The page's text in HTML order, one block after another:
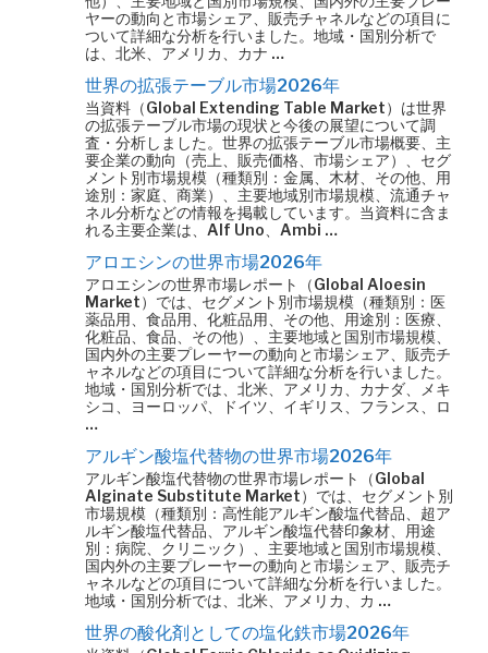
ヤーの動向と市場シェア、販売チャネルなどの項目に
ついて詳細な分析を行いました。地域・国別分析で
は、北米、アメリカ、カナ …
世界の拡張テーブル市場2026年
当資料（Global Extending Table Market）は世界
の拡張テーブル市場の現状と今後の展望について調
査・分析しました。世界の拡張テーブル市場概要、主
要企業の動向（売上、販売価格、市場シェア）、セグ
メント別市場規模（種類別：金属、木材、その他、用
途別：家庭、商業）、主要地域別市場規模、流通チャ
ネル分析などの情報を掲載しています。当資料に含ま
れる主要企業は、Alf Uno、Ambi …
アロエシンの世界市場2026年
アロエシンの世界市場レポート（Global Aloesin
Market）では、セグメント別市場規模（種類別：医
薬品用、食品用、化粧品用、その他、用途別：医療、
化粧品、食品、その他）、主要地域と国別市場規模、
国内外の主要プレーヤーの動向と市場シェア、販売チ
ャネルなどの項目について詳細な分析を行いました。
地域・国別分析では、北米、アメリカ、カナダ、メキ
シコ、ヨーロッパ、ドイツ、イギリス、フランス、ロ
…
アルギン酸塩代替物の世界市場2026年
アルギン酸塩代替物の世界市場レポート（Global
Alginate Substitute Market）では、セグメント別
市場規模（種類別：高性能アルギン酸塩代替品、超ア
ルギン酸塩代替品、アルギン酸塩代替印象材、用途
別：病院、クリニック）、主要地域と国別市場規模、
国内外の主要プレーヤーの動向と市場シェア、販売チ
ャネルなどの項目について詳細な分析を行いました。
地域・国別分析では、北米、アメリカ、カ …
世界の酸化剤としての塩化鉄市場2026年